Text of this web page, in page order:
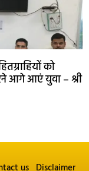
को
आगे आएं युवा – श्री
us Disclaimer